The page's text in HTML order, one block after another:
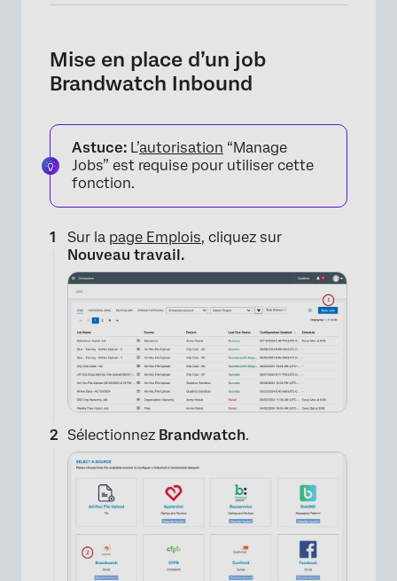
Mise en place d’un job
Brandwatch Inbound
Astuce: L’autorisation “Manage
Jobs” est requise pour utiliser cette
fonction.
Sur la page Emplois, cliquez sur
Nouveau travail.
Sélectionnez Brandwatch.